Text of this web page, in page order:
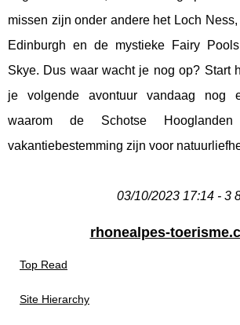
missen zijn onder andere het Loch
Edinburgh en de mystieke Fairy
Skye. Dus waar wacht je nog op? Start
je volgende avontuur vandaag nog
waarom de Schotse
vakantiebestemming zijn voor
03/10/2023 17:14 - 3
rhonealpes-
Top Read
Site Hierarchy